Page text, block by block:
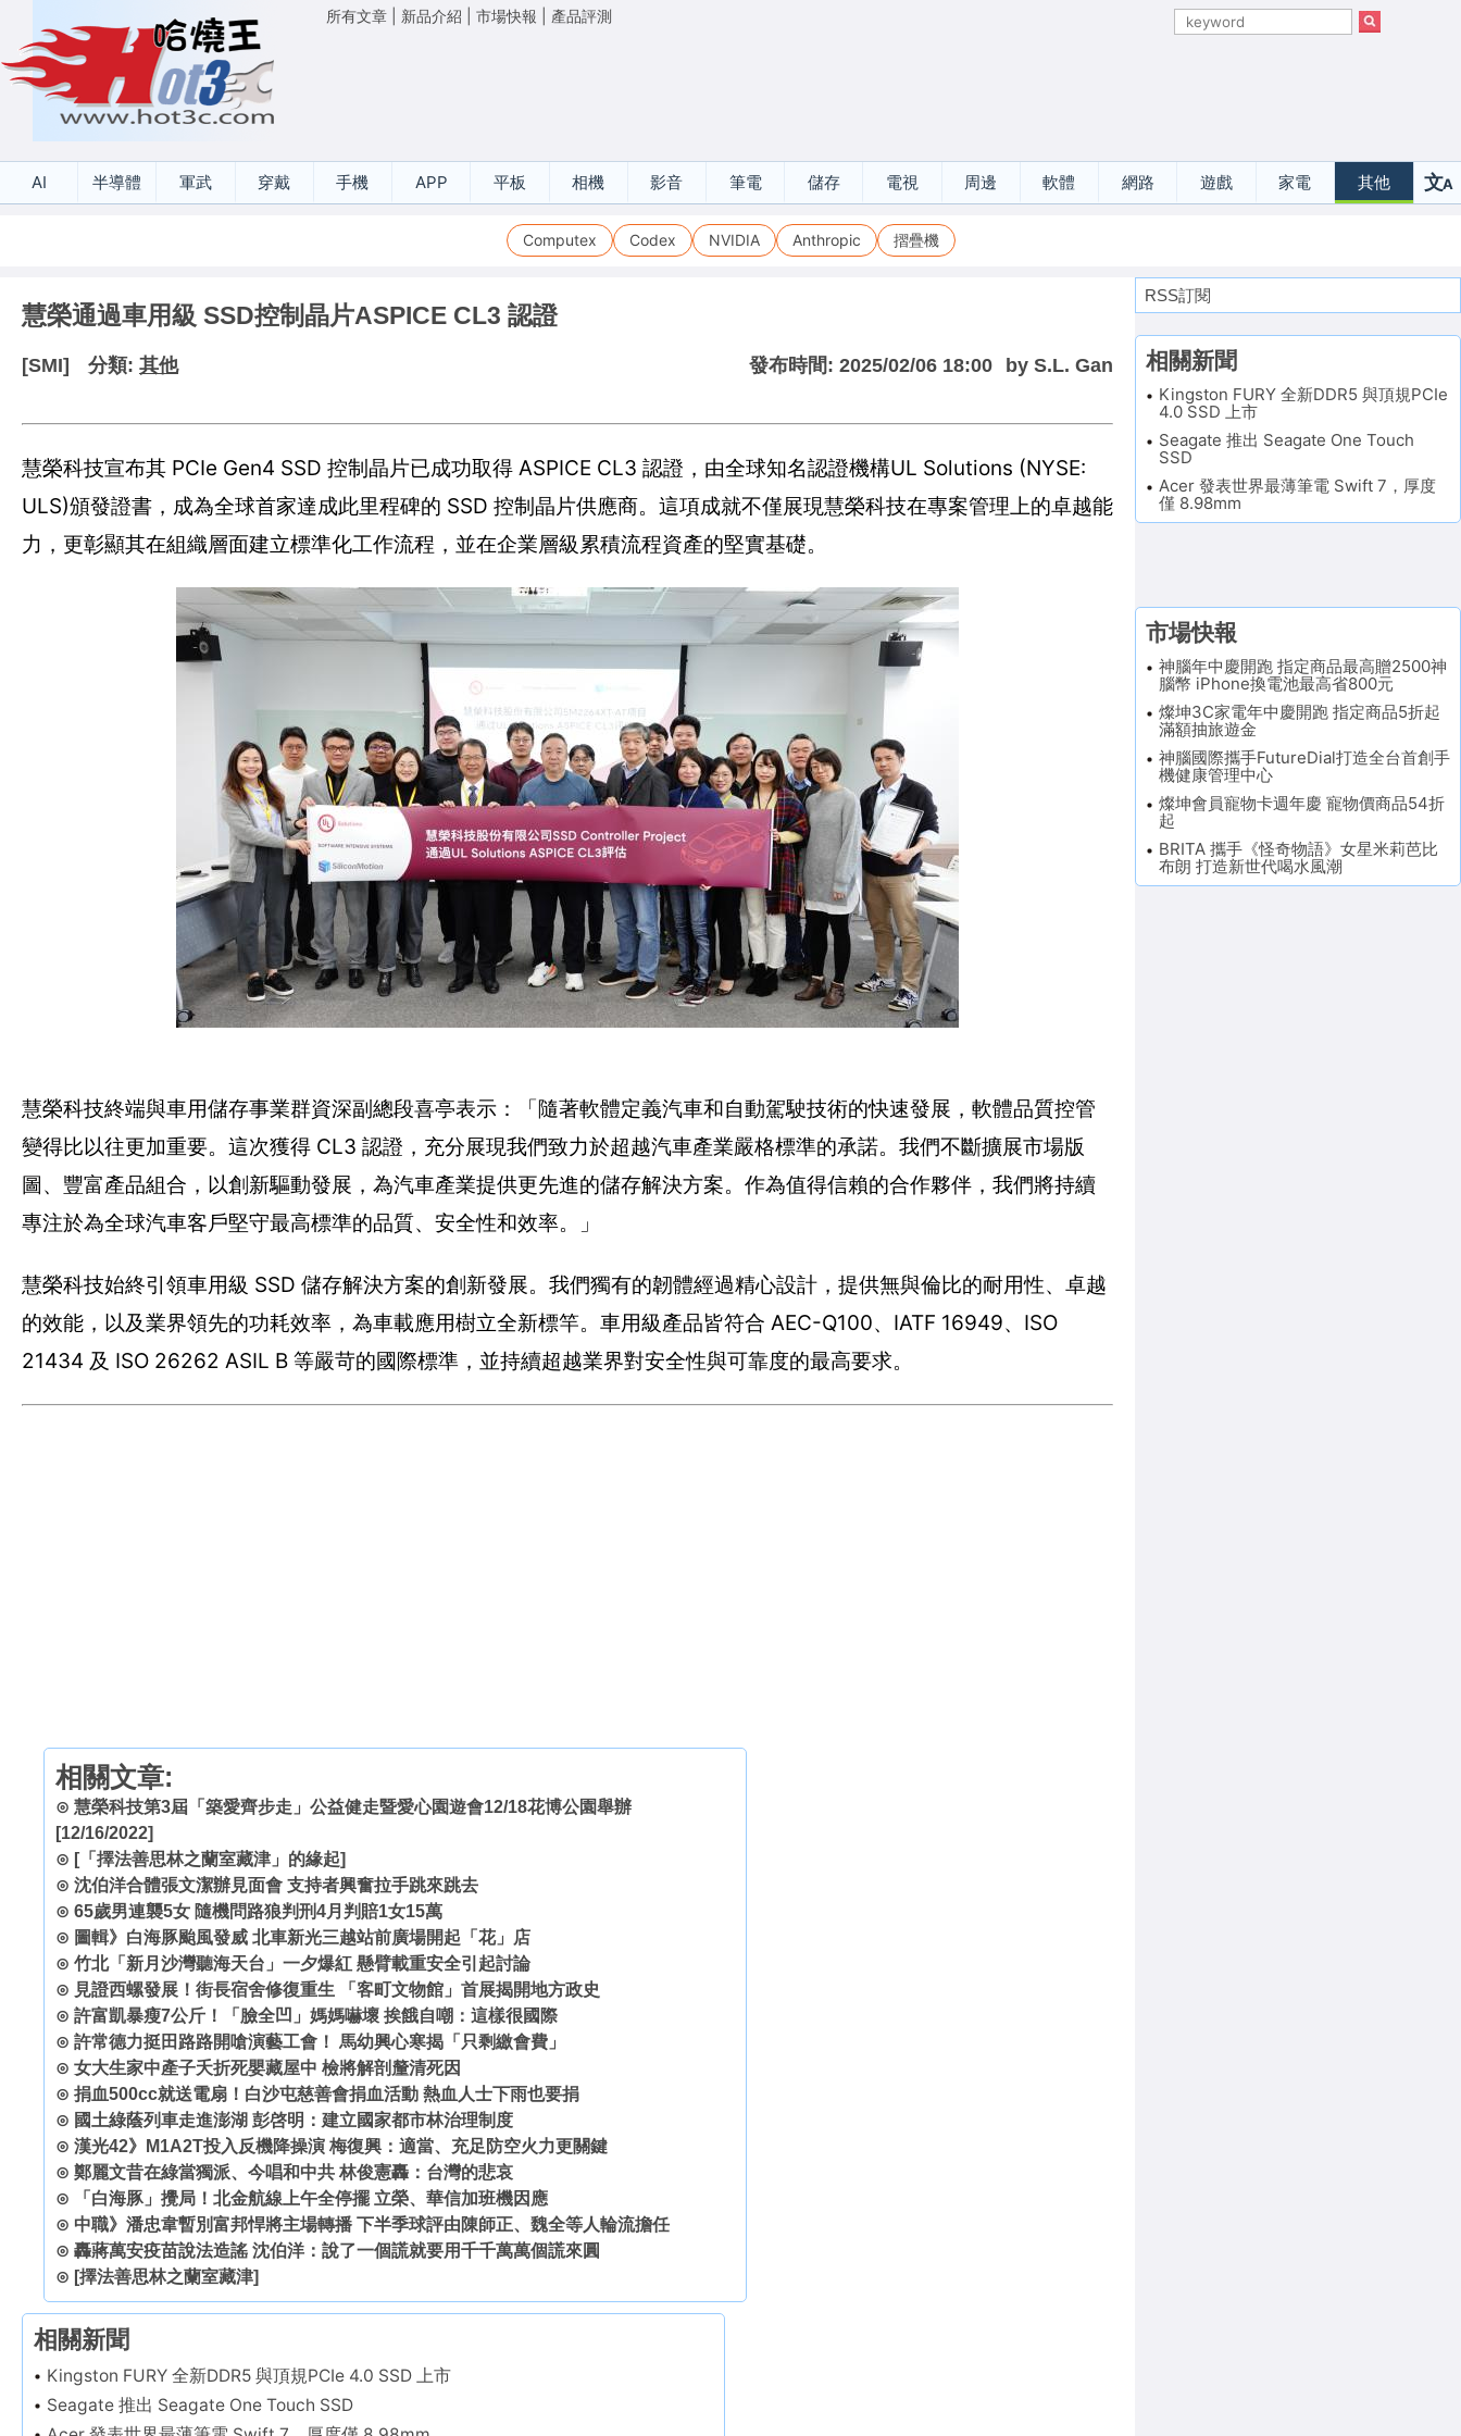
所有文章 新品介紹 市場快報 產品評測
AI 半導體 軍武 穿戴 手機 APP 平板 相機 影音 筆電 儲存 電視 周邊 軟體 網路 遊戲 家電 其他 文A
Computex Codex NVIDIA Anthropic 摺疊機
慧榮通過車用級 SSD控制晶片ASPICE CL3 認證
[SMI] 分類: 其他 發布時間: 2025/02/06 18:00 by S.L. Gan
慧榮科技宣布其 PCIe Gen4 SSD 控制晶片已成功取得 ASPICE CL3 認證，由全球知名認證機構UL Solutions (NYSE:
ULS)頒發證書，成為全球首家達成此里程碑的 SSD 控制晶片供應商。這項成就不僅展現慧榮科技在專案管理上的卓越能
力，更彰顯其在組織層面建立標準化工作流程，並在企業層級累積流程資產的堅實基礎。
慧榮科技終端與車用儲存事業群資深副總段喜亭表示：「隨著軟體定義汽車和自動駕駛技術的快速發展，軟體品質控管
變得比以往更加重要。這次獲得 CL3 認證，充分展現我們致力於超越汽車產業嚴格標準的承諾。我們不斷擴展市場版
圖、豐富產品組合，以創新驅動發展，為汽車產業提供更先進的儲存解決方案。作為值得信賴的合作夥伴，我們將持續
專注於為全球汽車客戶堅守最高標準的品質、安全性和效率。」
慧榮科技始終引領車用級 SSD 儲存解決方案的創新發展。我們獨有的韌體經過精心設計，提供無與倫比的耐用性、卓越
的效能，以及業界領先的功耗效率，為車載應用樹立全新標竿。車用級產品皆符合 AEC-Q100、IATF 16949、ISO
21434 及 ISO 26262 ASIL B 等嚴苛的國際標準，並持續超越業界對安全性與可靠度的最高要求。
相關文章:
⊙ 慧榮科技第3屆「築愛齊步走」公益健走暨愛心園遊會12/18花博公園舉辦
[12/16/2022]
⊙ [「擇法善思林之蘭室藏津」的緣起]
⊙ 沈伯洋合體張文潔辦見面會 支持者興奮拉手跳來跳去
⊙ 65歲男連襲5女 隨機問路狼判刑4月判賠1女15萬
⊙ 圖輯》白海豚颱風發威 北車新光三越站前廣場開起「花」店
⊙ 竹北「新月沙灣聽海天台」一夕爆紅 懸臂載重安全引起討論
⊙ 見證西螺發展！街長宿舍修復重生 「客町文物館」首展揭開地方政史
⊙ 許富凱暴瘦7公斤！「臉全凹」媽媽嚇壞 挨餓自嘲：這樣很國際
⊙ 許常德力挺田路路開嗆演藝工會！ 馬幼興心寒揭「只剩繳會費」
⊙ 女大生家中產子夭折死嬰藏屋中 檢將解剖釐清死因
⊙ 捐血500cc就送電扇！白沙屯慈善會捐血活動 熱血人士下雨也要捐
⊙ 國土綠蔭列車走進澎湖 彭啓明：建立國家都市林治理制度
⊙ 漢光42》M1A2T投入反機降操演 梅復興：適當、充足防空火力更關鍵
⊙ 鄭麗文昔在綠當獨派、今唱和中共 林俊憲轟：台灣的悲哀
⊙
「白海豚」攪局！北金航線上午全停擺 立榮、華信加班機因應
⊙ 中職》潘忠韋暫別富邦悍將主場轉播 下半季球評由陳師正、魏全等人輪流擔任
⊙ 轟蔣萬安疫苗說法造謠 沈伯洋：說了一個謊就要用千千萬萬個謊來圓
⊙ [擇法善思林之蘭室藏津]
相關新聞
Kingston FURY 全新DDR5 與頂規PCIe 4.0 SSD 上市
Seagate 推出 Seagate One Touch SSD
RSS訂閱
相關新聞
Kingston FURY 全新DDR5 與頂規PCIe
4.0 SSD 上市
Seagate 推出 Seagate One Touch
SSD
Acer 發表世界最薄筆電 Swift 7，厚度
僅 8.98mm
市場快報
神腦年中慶開跑 指定商品最高贈2500神
腦幣 iPhone換電池最高省800元
燦坤3C家電年中慶開跑 指定商品5折起
滿額抽旅遊金
神腦國際攜手FutureDial打造全台首創手
機健康管理中心
燦坤會員寵物卡週年慶 寵物價商品54折
起
BRITA 攜手《怪奇物語》女星米莉芭比
布朗 打造新世代喝水風潮